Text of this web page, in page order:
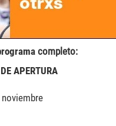
completo:
APERTURA